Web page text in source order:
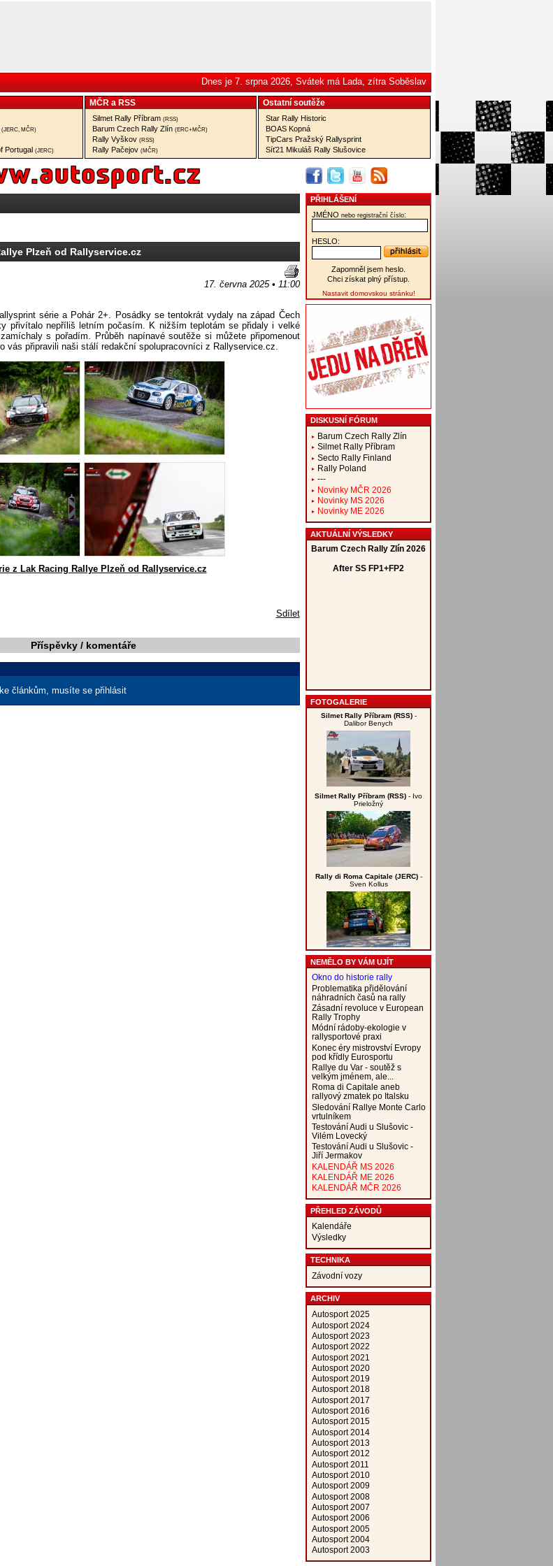
Dnes je 7. srpna 2026, Svátek má Lada, zítra Soběslav
(JERC, MČR)
Portugal (JERC)
MČR a RSS
Silmet Rally Příbram (RSS)
Barum Czech Rally Zlín (ERC+MČR)
Rally Vyškov (RSS)
Rally Pačejov (MČR)
Ostatní­ soutěže
Star Rally Historic
BOAS Kopná
TipCars Pražský Rallysprint
Síť21 Mikuláš Rally Slušovice
Plzeň od Rallyservice.cz
17. června 2025 • 11:00
série a Pohár 2+. Posádky se tentokrát vydaly na západ Čech
přivítalo nepříliš letním počasím. K nižším teplotám se přidaly i velké
s pořadím. Průběh napínavé soutěže si můžete připomenout
vás připravili naši stálí redakční spolupracovníci z Rallyservice.cz.
z Lak Racing Rallye Plzeň od Rallyservice.cz
Sdílet
Příspěvky / komentáře
článkům, musíte se přihlásit
PŘIHLÁŠENÍ
JMÉNO nebo registrační číslo:
HESLO:
Zapomněl jsem heslo.
Chci získat plný přístup.
Nastavit domovskou stránku!
DISKUSNÍ FÓRUM
Barum Czech Rally Zlín
Silmet Rally Příbram
Secto Rally Finland
Rally Poland
---
Novinky MČR 2026
Novinky MS 2026
Novinky ME 2026
AKTUÁLNÍ VÝSLEDKY
FOTOGALERIE
Silmet Rally Příbram (RSS)-
Dalibor Benych
Silmet Rally Příbram (RSS) - Ivo
Prieložný
Rally di Roma Capitale (JERC)-
Sven Kollus
NEMĚLO BY VÁM UJÍT
Okno do historie rally
Problematika přidělování
náhradních časů na rally
Zásadní revoluce v European
Rally Trophy
Módní rádoby-ekologie v
rallysportové praxi
Konec éry mistrovství Evropy
pod křídly Eurosportu
Rallye du Var - soutěž s
velkým jménem, ale...
Roma di Capitale aneb
rallyový zmatek po Italsku
Sledování Rallye Monte Carlo
vrtulníkem
Testování Audi u Slušovic -
Vilém Lovecký
Testování Audi u Slušovic -
Jiří Jermakov
KALENDÁŘ MS 2026
KALENDÁŘ ME 2026
KALENDÁŘ MČR 2026
PŘEHLED ZÁVODŮ
Kalendáře
Výsledky
TECHNIKA
Závodní vozy
ARCHIV
Autosport 2025
Autosport 2024
Autosport 2023
Autosport 2022
Autosport 2021
Autosport 2020
Autosport 2019
Autosport 2018
Autosport 2017
Autosport 2016
Autosport 2015
Autosport 2014
Autosport 2013
Autosport 2012
Autosport 2011
Autosport 2010
Autosport 2009
Autosport 2008
Autosport 2007
Autosport 2006
Autosport 2005
Autosport 2004
Autosport 2003